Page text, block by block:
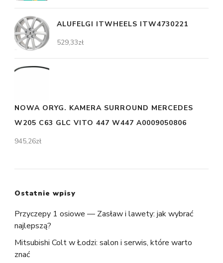
ALUFELGI ITWHEELS ITW4730221
529,33zł
NOWA ORYG. KAMERA SURROUND MERCEDES
W205 C63 GLC VITO 447 W447 A0009050806
945,26zł
Ostatnie wpisy
Przyczepy 1 osiowe — Zasław i lawety: jak wybrać
najlepszą?
Mitsubishi Colt w Łodzi: salon i serwis, które warto
znać